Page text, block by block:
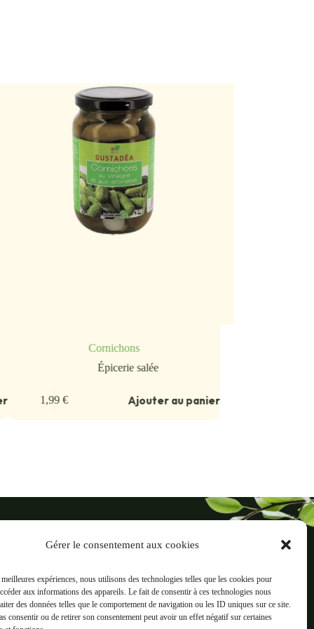
Gérer le consentement aux cookies
expériences, nous utilisons des technologies telles que les cookies pour
aux informations des appareils. Le fait de consentir à ces technologies nous
des données telles que le comportement de navigation ou les ID uniques sur ce site.
consentir ou de retirer son consentement peut avoir un effet négatif sur certaines
Cornichons
Épicerie salée
1,99 € Ajouter au panier
38500 Voiron
Informations
Mentions légales
C.G.V